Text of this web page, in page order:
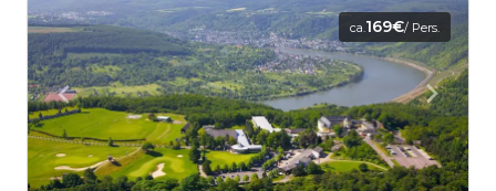
ca.169€/ Pers.